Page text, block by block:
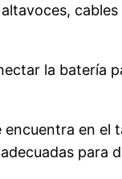
la batería
en el
para